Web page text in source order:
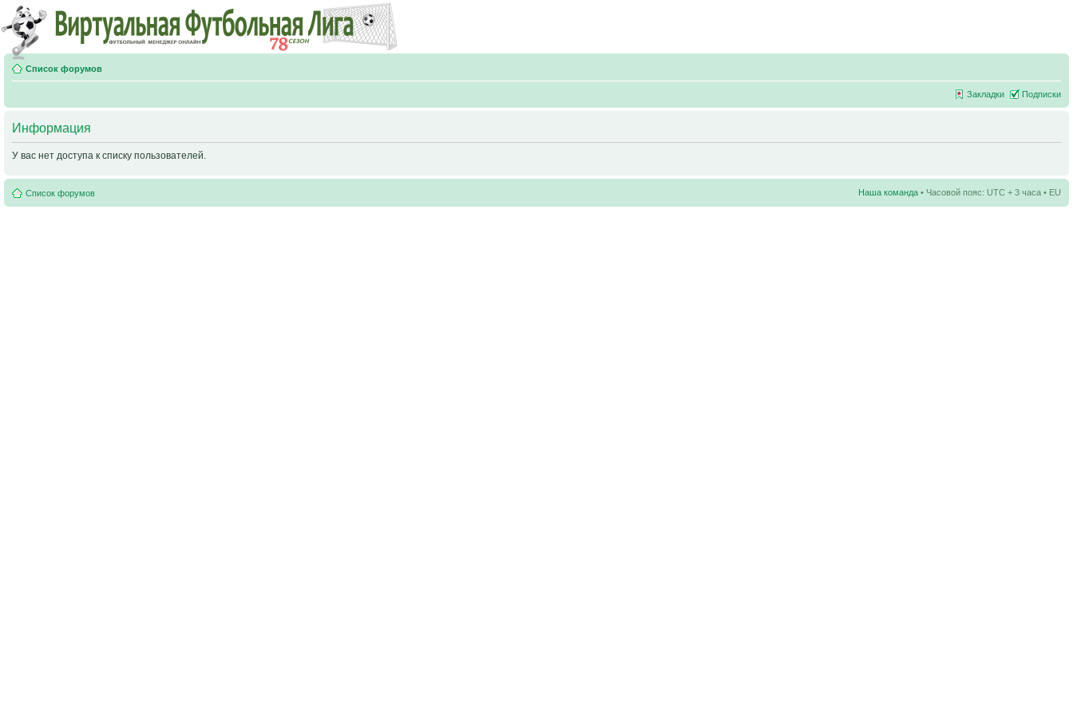
Список форумов
Закладки Подписки
Информация
У вас нет доступа к списку пользователей.
Список форумов Наша команда • Часовой пояс: UTC + 3 часа • EU